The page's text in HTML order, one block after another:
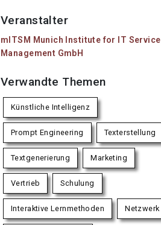
Veranstalter
mITSM Munich Institute for IT Service
Management GmbH
Verwandte Themen
Künstliche Intelligenz
Prompt Engineering Texterstellung
Textgenerierung Marketing
Vertrieb Schulung
Interaktive Lernmethoden Netzwerk